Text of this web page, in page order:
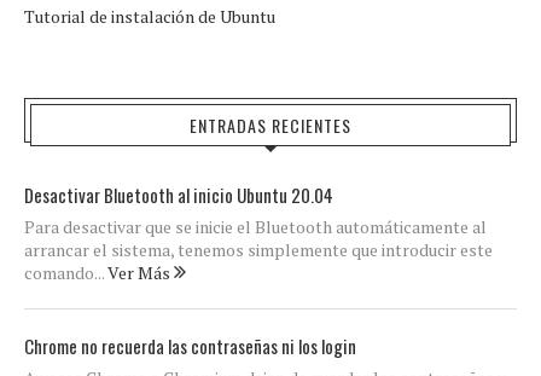
Tutorial de instalación de Ubuntu
ENTRADAS RECIENTES
Desactivar Bluetooth al inicio Ubuntu 20.04
Para desactivar que se inicie el Bluetooth automáticamente al
arrancar el sistema, tenemos simplemente que introducir este
comando...Ver Más
Chrome no recuerda las contraseñas ni los login